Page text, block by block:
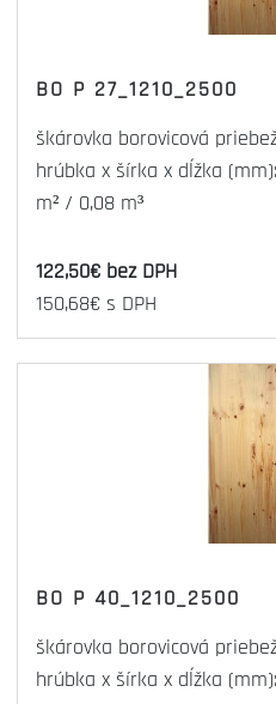
BO P 27_1210_2500
škárovka borovicová
hrúbka x šírka x dĺžka
m² / 0,08 m³
122,50€ bez DPH
150,68€ s DPH
BO P 40_1210_2500
škárovka borovicová
hrúbka x šírka x dĺžka